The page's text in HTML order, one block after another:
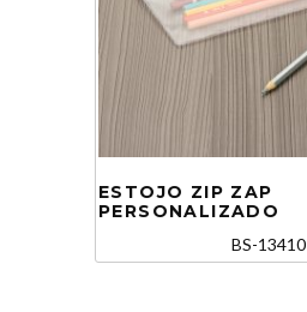
ESTOJO ZIP ZAP
PERSONALIZADO
BS-13410